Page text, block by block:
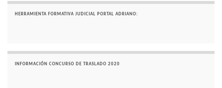
HERRAMIENTA FORMATIVA JUDICIAL PORTAL ADRIANO:
INFORMACIÓN CONCURSO DE TRASLADO 2020